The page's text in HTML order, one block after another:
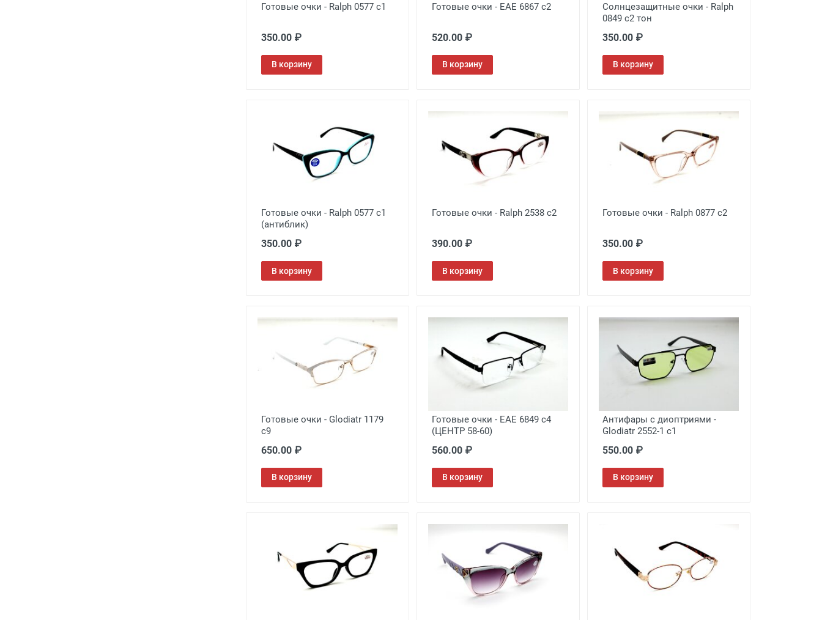
Готовые очки - Ralph 0577 c1
350.00 ₽
В корзину
Готовые очки - EAE 6867 с2
520.00 ₽
В корзину
Солнцезащитные очки - Ralph
0849 c2 тон
350.00 ₽
В корзину
Готовые очки - Ralph 0577 с1
(антиблик)
350.00 ₽
В корзину
Готовые очки - Ralph 2538 с2
390.00 ₽
В корзину
Готовые очки - Ralph 0877 c2
350.00 ₽
В корзину
Готовые очки - Glodiatr 1179
c9
650.00 ₽
В корзину
Готовые очки - EAE 6849 c4
(ЦЕНТР 58-60)
560.00 ₽
В корзину
Антифары c диоптриями -
Glodiatr 2552-1 c1
550.00 ₽
В корзину